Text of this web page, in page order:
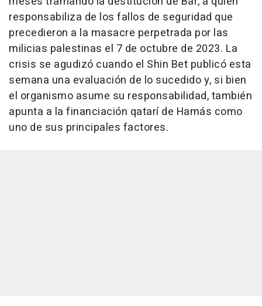
responsabiliza de los fallos de seguridad que
precedieron a la masacre perpetrada por las
milicias palestinas el 7 de octubre de 2023. La
crisis se agudizó cuando el Shin Bet publicó esta
semana una evaluación de lo sucedido y, si bien
el organismo asume su responsabilidad, también
apunta a la financiación qatarí de Hamás como
uno de sus principales factores.